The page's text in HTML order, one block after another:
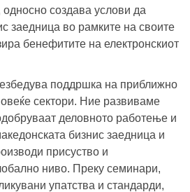
односно создава услови да
заедница во рамките на своите
бенефитите на електронскиот
поддршка на приближно
сектори. Ние развиваме
деловното работење и
бизнис заедница и
присуство и
ниво. Преку семинари,
упатства и стандарди,